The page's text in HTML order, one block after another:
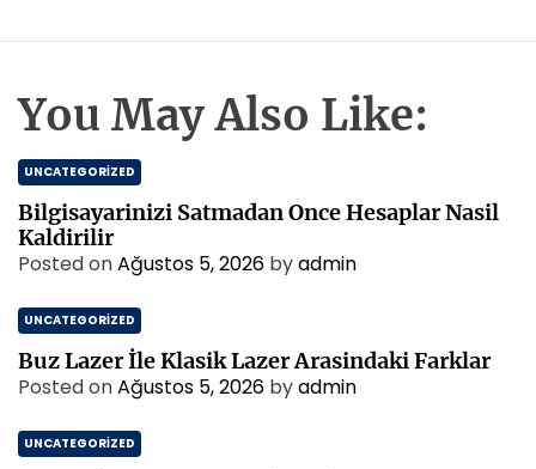
You May Also Like:
UNCATEGORIZED
Bilgisayarinizi Satmadan Once Hesaplar Nasil
Kaldirilir
Posted onAğustos 5, 2026 byadmin
UNCATEGORIZED
Buz Lazer İle Klasik Lazer Arasindaki Farklar
Posted onAğustos 5, 2026 byadmin
UNCATEGORIZED